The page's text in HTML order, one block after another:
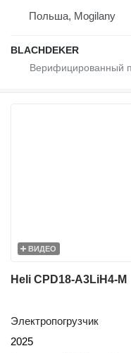
Польша, Mogilany
BLACHDEKER
ВИДЕО
Heli CPD18-A3LiH4-M
Электропогрузчик
2025